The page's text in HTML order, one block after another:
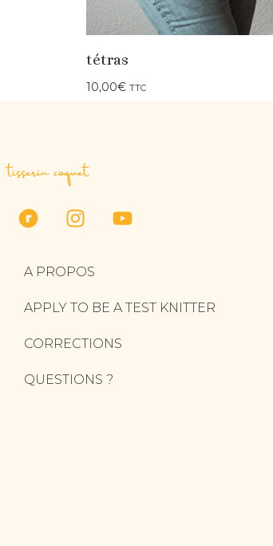
tétras
10,00€ TTC
tisserin coquet
A PROPOS
APPLY TO BE A TEST KNITTER
CORRECTIONS
QUESTIONS ?